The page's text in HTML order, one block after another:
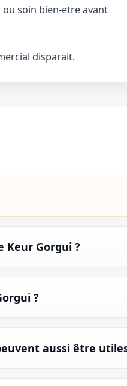
ou soin bien-etre avant
disparait.
Gorgui ?
?
aussi être